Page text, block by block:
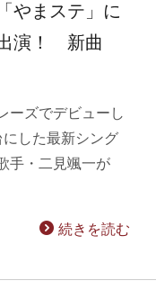
やまステ」に
演！ 新曲
ーズでデビューし
した最新シング
手・二見颯一が
続きを読む